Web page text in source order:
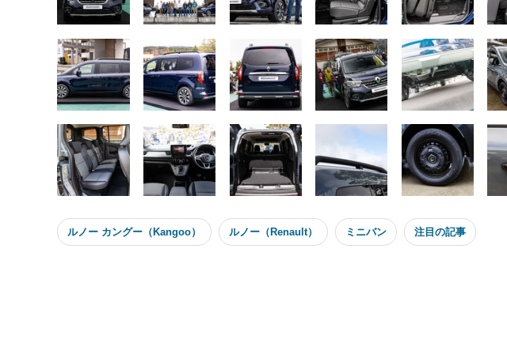
ルノー カングー（Kangoo） ルノー（Renault） ミニバン 注目の記事